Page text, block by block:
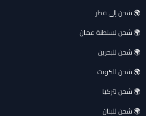
🌍 شحن إلى قطر
🌍 شحن لسلطنة عمان
🌍 شحن للبحرين
🌍 شحن للكويت
🌍 شحن لتركيا
🌍 شحن للبنان